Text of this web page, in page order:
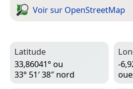
Voir sur Open­Street­Map
Latitude
33,86041° ou
33° 51′ 38″ nord
-